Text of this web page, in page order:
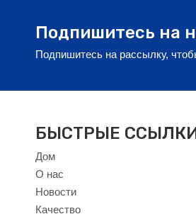
Подпишитесь на
Подпишитесь на рассылку,
БЫСТРЫЕ
Дом
О нас
Новости
Качество